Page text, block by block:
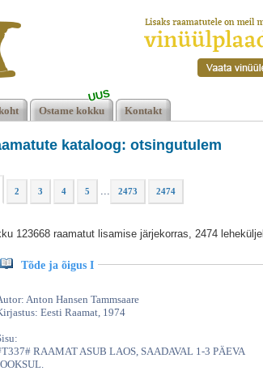
Ostame kokku
UUS
Kontakt
kataloog: otsingutulem
2 3 4 5 ... 2473 2474
123668 raamatut lisamise järjekorras, 2474 leheküljel
Tõde ja õigus I
Anton Hansen Tammsaare
Eesti Raamat, 1974
RAAMAT ASUB LAOS, SAADAVAL 1-3 PÄEVA